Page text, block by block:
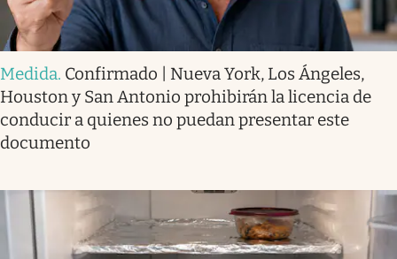
Medida. Confirmado | Nueva York, Los Ángeles,
Houston y San Antonio prohibirán la licencia de
conducir a quienes no puedan presentar este
documento